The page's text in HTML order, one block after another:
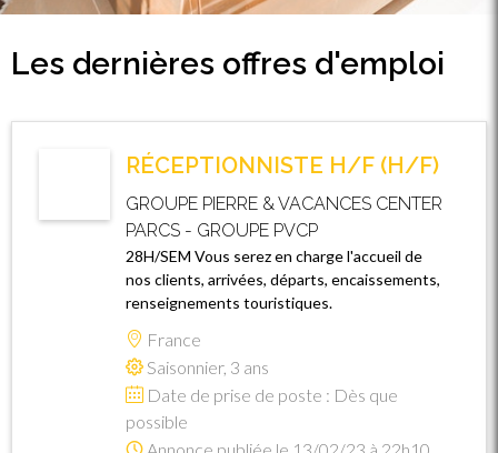
Les dernières offres d'emploi
RÉCEPTIONNISTE H/F (H/F)
GROUPE PIERRE & VACANCES CENTER
PARCS - GROUPE PVCP
28H/SEM Vous serez en charge l'accueil de
nos clients, arrivées, départs, encaissements,
renseignements touristiques.
France
Saisonnier, 3 ans
Date de prise de poste : Dès que
possible
Annonce publiée le 13/02/23 à 22h10